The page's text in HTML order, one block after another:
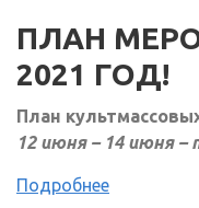
ПЛАН
2021 ГОД!
План
12 июня – 14 июня –
Подробнее